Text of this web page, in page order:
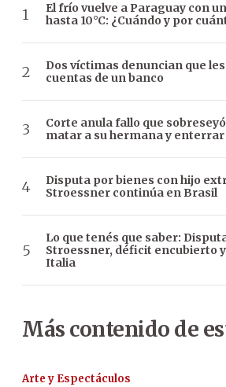
El frío vuelve a Paraguay con
hasta 10°C: ¿Cuándo y por
Dos víctimas denuncian que
cuentas de un banco
Corte anula fallo que
matar a su hermana y
Disputa por bienes con hijo
Stroessner continúa en Brasil
Lo que tenés que saber:
Stroessner, déficit encubierto
Italia
Más contenido de
Arte y Espectáculos